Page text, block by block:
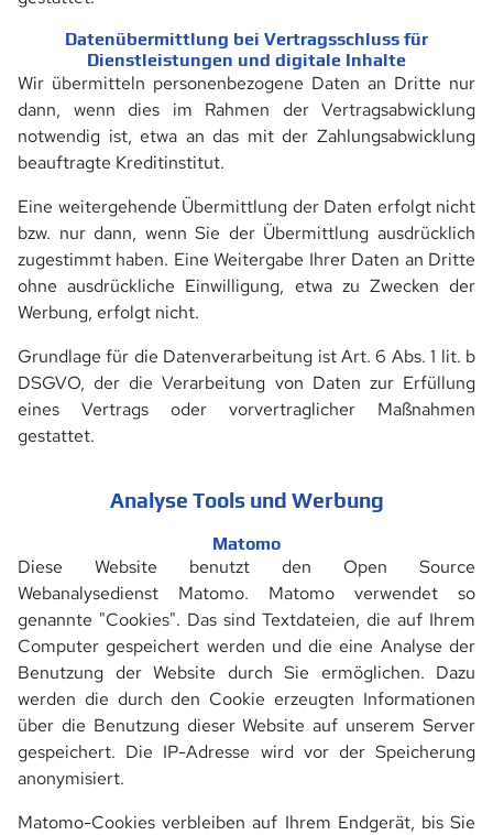
NEWS
Datenübermittlung bei Vertragsschluss für
Dienstleistungen und digitale Inhalte
Wir übermitteln personenbezogene Daten an Dritte nur
dann, wenn dies im Rahmen der Vertragsabwicklung
notwendig ist, etwa an das mit der Zahlungsabwicklung
beauftragte Kreditinstitut.
Eine weitergehende Übermittlung der Daten erfolgt nicht
bzw. nur dann, wenn Sie der Übermittlung ausdrücklich
zugestimmt haben. Eine Weitergabe Ihrer Daten an Dritte
ohne ausdrückliche Einwilligung, etwa zu Zwecken der
Werbung, erfolgt nicht.
Grundlage für die Datenverarbeitung ist Art. 6 Abs. 1 lit. b
DSGVO, der die Verarbeitung von Daten zur Erfüllung
eines Vertrags oder vorvertraglicher Maßnahmen
gestattet.
Analyse Tools und Werbung
Matomo
Diese Website benutzt den Open Source
Webanalysedienst Matomo. Matomo verwendet so
genannte "Cookies". Das sind Textdateien, die auf Ihrem
Computer gespeichert werden und die eine Analyse der
Benutzung der Website durch Sie ermöglichen. Dazu
werden die durch den Cookie erzeugten Informationen
über die Benutzung dieser Website auf unserem Server
gespeichert. Die IP-Adresse wird vor der Speicherung
anonymisiert.
Matomo-Cookies verbleiben auf Ihrem Endgerät, bis Sie